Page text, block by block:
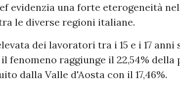
evidenzia una forte eterogeneità
le diverse regioni italiane.
dei lavoratori tra i 15 e i 17
fenomeno raggiunge il 22,54% della
dalla Valle d'Aosta con il 17,46%.